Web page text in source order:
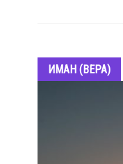
ИМАН (ВЕРА)